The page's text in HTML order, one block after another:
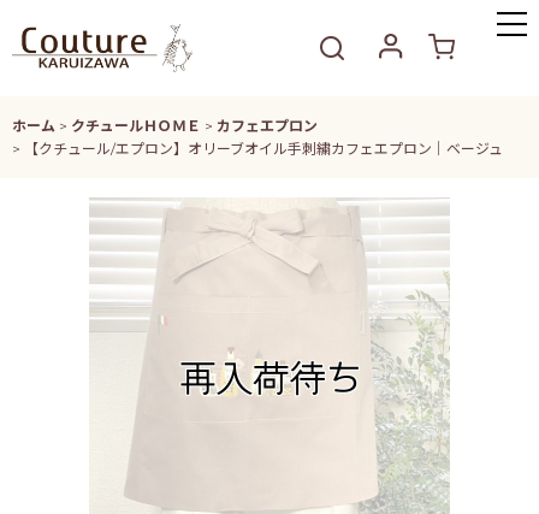
ホーム > クチュールＨＯＭＥ > カフェエプロン
>
【クチュール/エプロン】オリーブオイル手刺繍カフェエプロン｜ベージュ